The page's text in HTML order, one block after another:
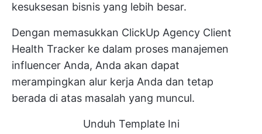
kesuksesan bisnis yang lebih besar.
Dengan memasukkan ClickUp Agency Client
Health Tracker ke dalam proses manajemen
influencer Anda, Anda akan dapat
merampingkan alur kerja Anda dan tetap
berada di atas masalah yang muncul.
Unduh Template Ini